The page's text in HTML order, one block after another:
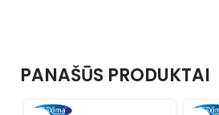
PANAŠŪS PRODUKTAI